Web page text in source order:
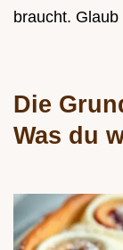
braucht.
Die
Was du